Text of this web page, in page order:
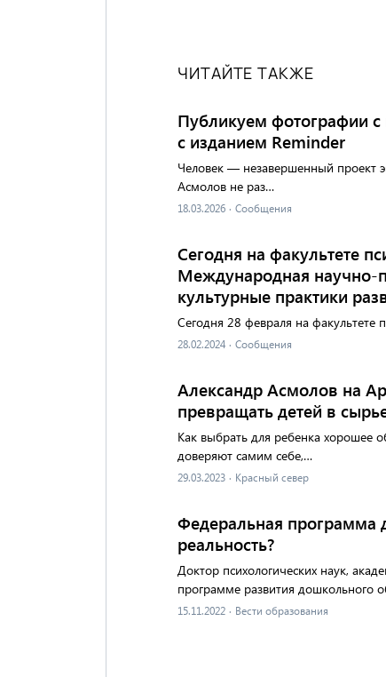
ЧИТАЙТЕ ТАКЖЕ
Публикуем фотографии
с изданием Reminder
Человек — незавершенный проект
Асмолов не раз…
18.03.2026 · Сообщения
Сегодня на факультете
Международная научно-
культурные практики
Сегодня 28 февраля на
28.02.2024 · Сообщения
Александр Асмолов на
превращать детей в
Как выбрать для ребенка хорошее
доверяют самим себе,…
29.03.2023 · Красный север
Федеральная программа
реальность?
Доктор психологических наук,
программе развития дошкольного
15.11.2022 · Вести образования